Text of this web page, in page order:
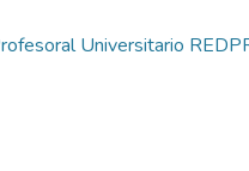
Universitario